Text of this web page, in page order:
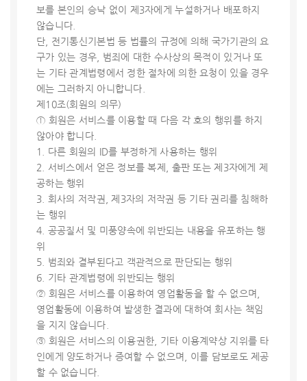
보를 본인의 승낙 없이 제3자에게 누설하거나 배포하지
않습니다.
단, 전기통신기본법 등 법률의 규정에 의해 국가기관의 요
구가 있는 경우, 범죄에 대한 수사상의 목적이 있거나 또
는 기타 관계법령에서 정한 절차에 의한 요청이 있을 경우
에는 그러하지 아니합니다.
제10조(회원의 의무)
① 회원은 서비스를 이용할 때 다음 각 호의 행위를 하지
않아야 합니다.
1. 다른 회원의 ID를 부정하게 사용하는 행위
2. 서비스에서 얻은 정보를 복제, 출판 또는 제3자에게 제
공하는 행위
3. 회사의 저작권, 제3자의 저작권 등 기타 권리를 침해하
는 행위
4. 공공질서 및 미풍양속에 위반되는 내용을 유포하는 행
위
5. 범죄와 결부된다고 객관적으로 판단되는 행위
6. 기타 관계법령에 위반되는 행위
② 회원은 서비스를 이용하여 영업활동을 할 수 없으며,
영업활동에 이용하여 발생한 결과에 대하여 회사는 책임
을 지지 않습니다.
③ 회원은 서비스의 이용권한, 기타 이용계약상 지위를 타
인에게 양도하거나 증여할 수 없으며, 이를 담보로도 제공
할 수 없습니다.